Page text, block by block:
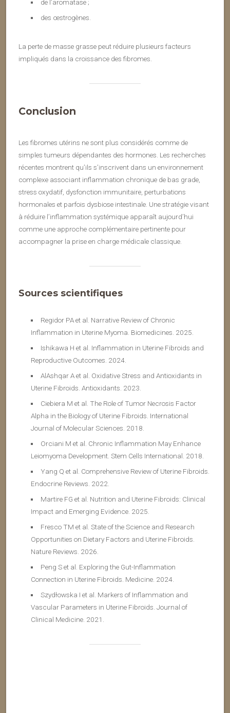
de l’aromatase ;
des œstrogènes.
La perte de masse grasse peut réduire plusieurs facteurs
impliqués dans la croissance des fibromes.
Conclusion
Les fibromes utérins ne sont plus considérés comme de
simples tumeurs dépendantes des hormones. Les recherches
récentes montrent qu’ils s’inscrivent dans un environnement
complexe associant inflammation chronique de bas grade,
stress oxydatif, dysfonction immunitaire, perturbations
hormonales et parfois dysbiose intestinale. Une stratégie visant
à réduire l’inflammation systémique apparaît aujourd’hui
comme une approche complémentaire pertinente pour
accompagner la prise en charge médicale classique.
Sources scientifiques
Regidor PA et al. Narrative Review of Chronic
Inflammation in Uterine Myoma. Biomedicines. 2025.
Ishikawa H et al. Inflammation in Uterine Fibroids and
Reproductive Outcomes. 2024.
AlAshqar A et al. Oxidative Stress and Antioxidants in
Uterine Fibroids. Antioxidants. 2023.
Ciebiera M et al. The Role of Tumor Necrosis Factor
Alpha in the Biology of Uterine Fibroids. International
Journal of Molecular Sciences. 2018.
Orciani M et al. Chronic Inflammation May Enhance
Leiomyoma Development. Stem Cells International. 2018.
Yang Q et al. Comprehensive Review of Uterine Fibroids.
Endocrine Reviews. 2022.
Martire FG et al. Nutrition and Uterine Fibroids: Clinical
Impact and Emerging Evidence. 2025.
Fresco TM et al. State of the Science and Research
Opportunities on Dietary Factors and Uterine Fibroids.
Nature Reviews. 2026.
Peng S et al. Exploring the Gut-Inflammation
Connection in Uterine Fibroids. Medicine. 2024.
Szydłowska I et al. Markers of Inflammation and
Vascular Parameters in Uterine Fibroids. Journal of
Clinical Medicine. 2021.